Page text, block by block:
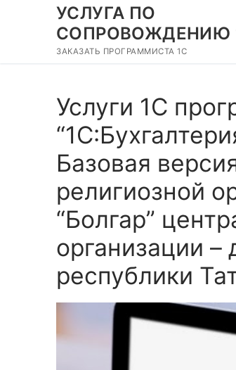
содержимому
УСЛУГА ПО
СОПРОВОЖДЕНИЮ
ЗАКАЗАТЬ ПРОГРАММИСТА 1С
Услуги 1С
Базовая
религиозной
“Болгар”
организации –
республики